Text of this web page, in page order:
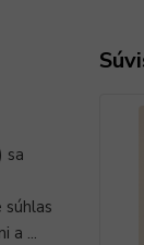
sa
a ...